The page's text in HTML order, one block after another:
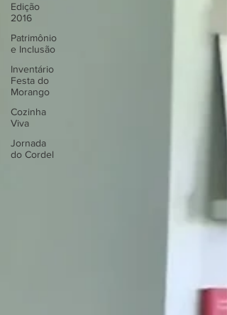
Edição
2016
Patrimônio
e Inclusão
Inventário
Festa do
Morango
Cozinha
Viva
Jornada
do Cordel